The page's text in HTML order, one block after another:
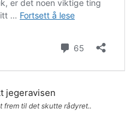
frem til det skutte rådyret..